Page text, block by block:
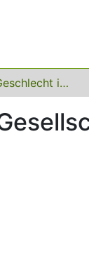
Arbeit und Geschlecht im Umbruch der modernen Gesellschaft Forschung im Dialog